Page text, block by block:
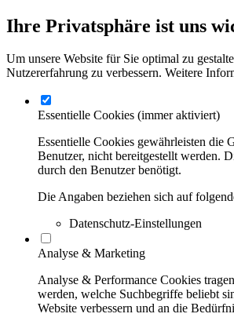
Ihre Privatsphäre ist uns
Um unsere Website für Sie optimal zu
Nutzererfahrung zu verbessern. Weitere
Essentielle Cookies (immer aktiviert)
Essentielle Cookies gewährleisten die
Benutzer, nicht bereitgestellt werden.
durch den Benutzer benötigt.
Die Angaben beziehen sich auf
Datenschutz-Einstellungen
Analyse & Marketing
Analyse & Performance Cookies
werden, welche Suchbegriffe beliebt
Website verbessern und an die